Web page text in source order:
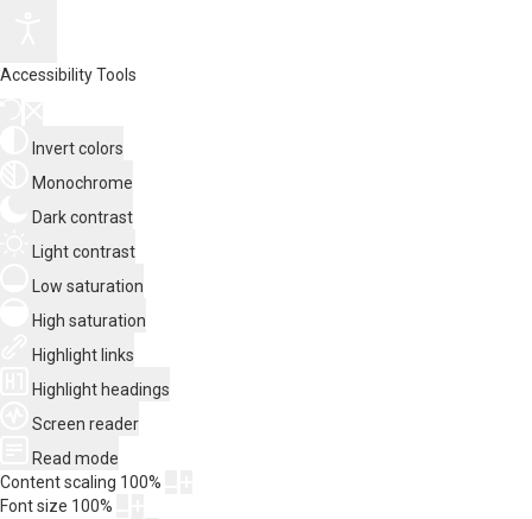
Accessibility Tools
Invert colors
Monochrome
Dark contrast
Light contrast
Low saturation
High saturation
Highlight links
Highlight headings
Screen reader
Read mode
Content scaling 100%
Font size 100%